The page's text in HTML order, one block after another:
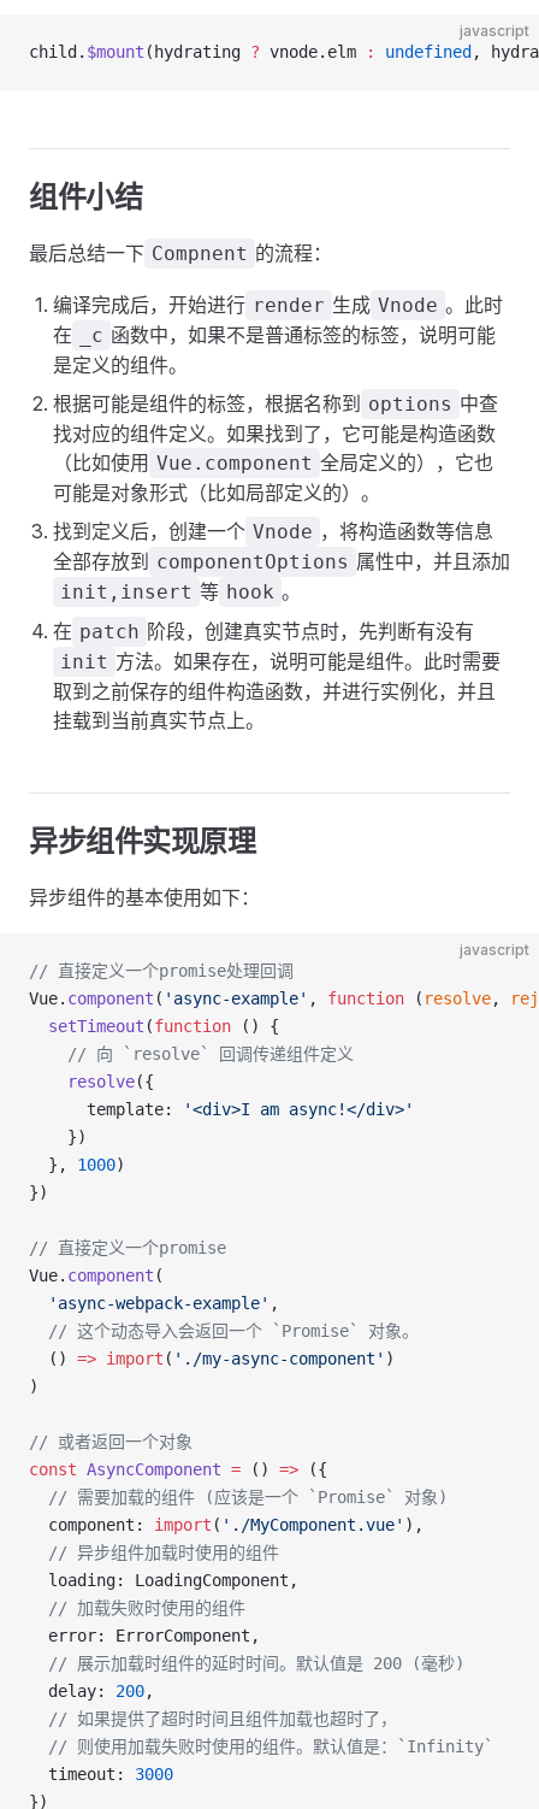
javascript
child. $mount (hydrating ? vnode.elm : undefined ,
组件小结
最后总结一下 Compnent 的流程：
编译完成后，开始进行 render 生成 Vnode 。此时
在
_c 函数中，如果不是普通标签的标签，说明可能
是定义的组件。
根据可能是组件的标签，根据名称到 options 中查
找对应的组件定义。如果找到了，它可能是构造函数
（比如使用 Vue.component 全局定义的），它也
可能是对象形式（比如局部定义的）。
找到定义后，创建一个 Vnode ，将构造函数等信息
全部存放到 componentOptions 属性中，并且添加
init,insert 等 hook 。
在 patch 阶段，创建真实节点时，先判断有没有
init 方法。如果存在，说明可能是组件。此时需要
取到之前保存的组件构造函数，并进行实例化，并且
挂载到当前真实节点上。
异步组件实现原理
异步组件的基本使用如下：
javascript
// 直接定义一个promise处理回调
Vue. component ( 'async-example' , function ( resolve,
  setTimeout
(function () {
    // 向 `resolve` 回调传递组件定义
    resolve
({
      template:
'<div>I am async!</div>'
    })
  },
1000)
})
// 直接定义一个promise
Vue. component (
  'async-webpack-example'
,
  // 这个动态导入会返回一个 `Promise` 对象。
  ()
=> import ( './my-async-component' )
)
// 或者返回一个对象
const AsyncComponent = () => ({
  // 需要加载的组件 (应该是一个 `Promise` 对象)
  component:
import ( './MyComponent.vue' ),
  // 异步组件加载时使用的组件
  loading: LoadingComponent,
  // 加载失败时使用的组件
  error: ErrorComponent,
  // 展示加载时组件的延时时间。默认值是 200 (毫秒)
  delay:
200,
  // 如果提供了超时时间且组件加载也超时了，
  // 则使用加载失败时使用的组件。默认值是：`Infinity`
  timeout:
3000
})